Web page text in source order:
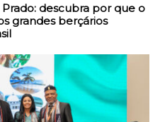
descubra por que o
grandes berçários